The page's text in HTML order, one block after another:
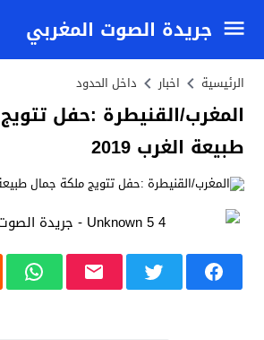
جريدة الصوت المغربي
الرئيسية اخبار داخل الحدود
المغرب/القنيطرة :حفل
طبيعة الغرب 2019